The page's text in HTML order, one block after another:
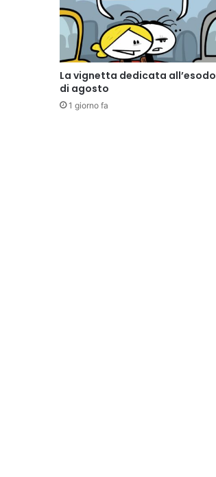
La vignetta dedicata all’esodo
di agosto
1 giorno fa